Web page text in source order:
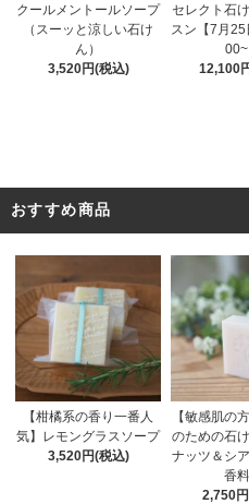
クールメントールソープ
（スーッと涼しい石け
ん）
3,520円(税込)
セレクト石
スン【7月
00~
12,100
おすすめ商品
【柑橘系の香り一番人
気】レモングラスソープ
3,520円(税込)
【敏感肌の
のための石
ナッツ＆シ
香料
2,750